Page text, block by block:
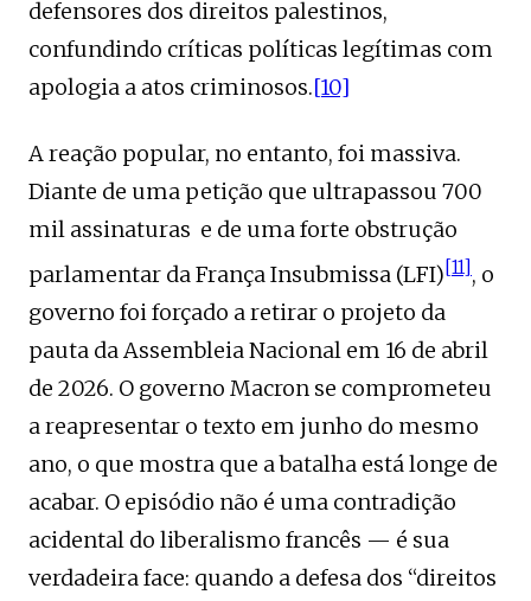
defensores dos direitos palestinos,
confundindo críticas políticas legítimas com
apologia a atos criminosos.[10]
A reação popular, no entanto, foi massiva.
Diante de uma petição que ultrapassou 700
mil assinaturas e de uma forte obstrução
parlamentar da França Insubmissa (LFI)[11], o
governo foi forçado a retirar o projeto da
pauta da Assembleia Nacional em 16 de abril
de 2026. O governo Macron se comprometeu
a reapresentar o texto em junho do mesmo
ano, o que mostra que a batalha está longe de
acabar. O episódio não é uma contradição
acidental do liberalismo francês — é sua
verdadeira face: quando a defesa dos “direitos